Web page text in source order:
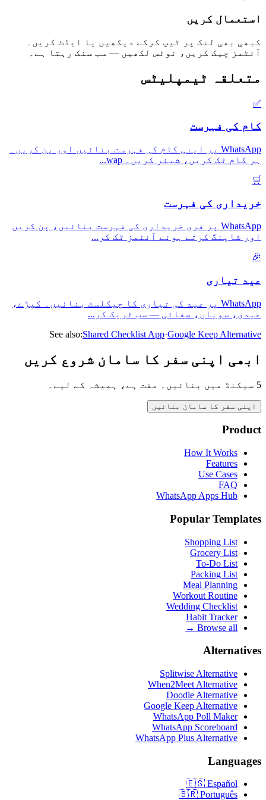
استعمال کریں
کبھی بھی لنک پر ٹیپ کرکے دیکھیں یا ایڈٹ کریں۔
آئٹمز چیک کریں، نوٹس لکھیں — سب سنک رہتا ہے۔
متعلقہ ٹیمپلیٹس
✅
کام کی فہرست
WhatsApp پر اپنی کام کی فہرست بنائیں اور پن کریں۔
ہر کام ٹک کریں، شیئر کریں۔ wap
...
🛒
خریداری کی فہرست
WhatsApp پر فری خریداری کی فہرست بنائیں، پن کریں
اور شاپنگ کرتے ہوئے آئٹمز ٹک کر ...
🎉
عید تیاری
WhatsApp پر عید کی تیاری کا چیکلسٹ بنائیں۔ کپڑے،
عیدی، سویاں، صفائی — سب ٹریک کر ...
See also:Shared Checklist App·Google Keep Alternative
ابھی اپنی سفر کا سامان شروع کریں
5 سیکنڈ میں بنائیں۔ مفت ہے، ہمیشہ کے لیے۔
اپنی سفر کا سامان بنائیں
Product
How It Works
Features
Use Cases
FAQ
WhatsApp Apps Hub
Popular Templates
Shopping List
Grocery List
To-Do List
Packing List
Meal Planning
Workout Routine
Wedding Checklist
Habit Tracker
Browse all →
Alternatives
Splitwise Alternative
When2Meet Alternative
Doodle Alternative
Google Keep Alternative
WhatsApp Poll Maker
WhatsApp Scoreboard
WhatsApp Plus Alternative
Languages
🇪🇸 Español
🇧🇷 Português